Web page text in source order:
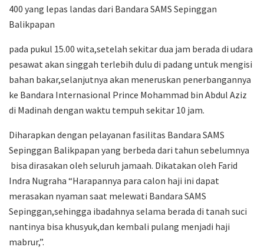
400 yang lepas landas dari Bandara SAMS Sepinggan
Balikpapan
pada pukul 15.00 wita,setelah sekitar dua jam berada di udara
pesawat akan singgah terlebih dulu di padang untuk mengisi
bahan bakar,selanjutnya akan meneruskan penerbangannya
ke Bandara Internasional Prince Mohammad bin Abdul Aziz
di Madinah dengan waktu tempuh sekitar 10 jam.
Diharapkan dengan pelayanan fasilitas Bandara SAMS
Sepinggan Balikpapan yang berbeda dari tahun sebelumnya
bisa dirasakan oleh seluruh jamaah. Dikatakan oleh Farid
Indra Nugraha “Harapannya para calon haji ini dapat
merasakan nyaman saat melewati Bandara SAMS
Sepinggan,sehingga ibadahnya selama berada di tanah suci
nantinya bisa khusyuk,dan kembali pulang menjadi haji
mabrur,”.